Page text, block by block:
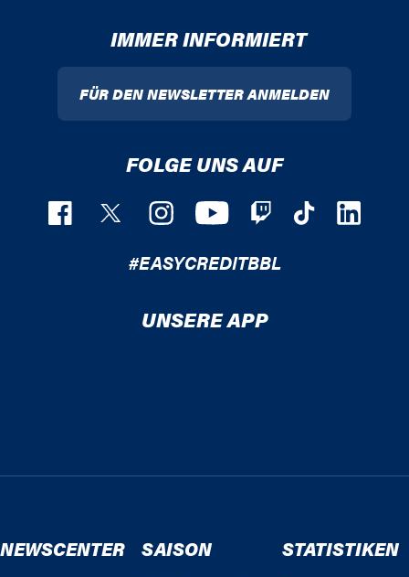
IMMER INFORMIERT
FÜR DEN NEWSLETTER ANMELDEN
FOLGE UNS AUF
#EASYCREDITBBL
UNSERE APP
NEWSCENTER SAISON STATISTIKEN